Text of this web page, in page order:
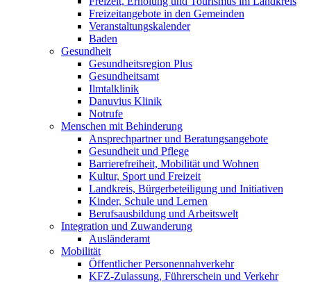
Freizeitangebote in den Gemeinden
Veranstaltungskalender
Baden
Gesundheit
Gesundheitsregion Plus
Gesundheitsamt
Ilmtalklinik
Danuvius Klinik
Notrufe
Menschen mit Behinderung
Ansprechpartner und Beratungsangebote
Gesundheit und Pflege
Barrierefreiheit, Mobilität und Wohnen
Kultur, Sport und Freizeit
Landkreis, Bürgerbeteiligung und Initiativen
Kinder, Schule und Lernen
Berufsausbildung und Arbeitswelt
Integration und Zuwanderung
Ausländeramt
Mobilität
Öffentlicher Personennahverkehr
KFZ-Zulassung, Führerschein und Verkehr